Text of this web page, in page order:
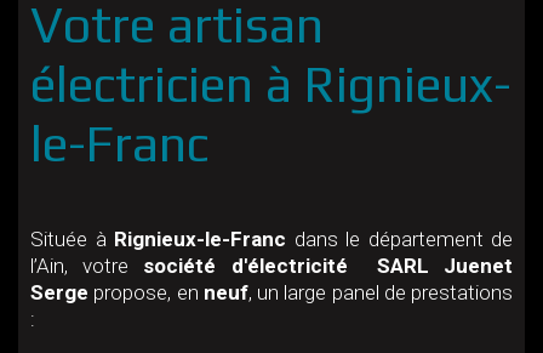
Votre artisan
électricien à Rignieux-
le-Franc
Située à Rignieux-le-Franc dans le département de
l’Ain, votre société d'électricité
SARL Juenet
Serge propose, en neuf, un large panel de prestations
: